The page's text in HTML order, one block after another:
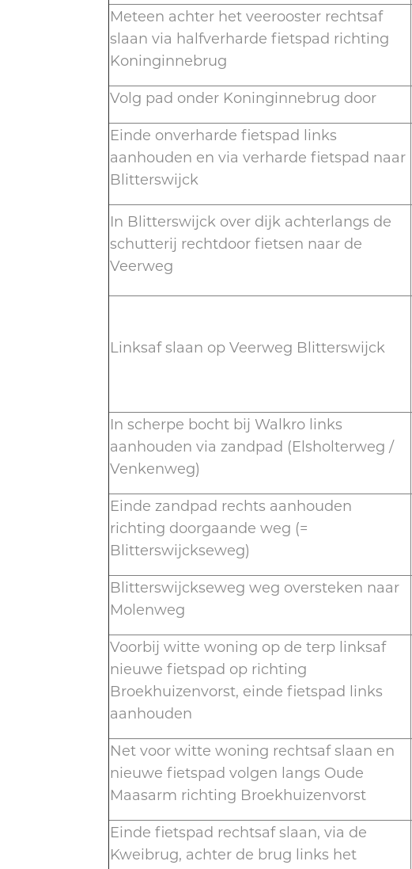
Meteen achter het veerooster rechtsaf
slaan via halfverharde fietspad richting
Koninginnebrug
Volg pad onder Koninginnebrug door
Einde onverharde fietspad links
aanhouden en via verharde fietspad naar
Blitterswijck
In Blitterswijck over dijk achterlangs de
schutterij rechtdoor fietsen naar de
Veerweg
Linksaf slaan op Veerweg Blitterswijck
In scherpe bocht bij Walkro links
aanhouden via zandpad (Elsholterweg /
Venkenweg)
Einde zandpad rechts aanhouden
richting doorgaande weg (=
Blitterswijckseweg)
Blitterswijckseweg weg oversteken naar
Molenweg
Voorbij witte woning op de terp linksaf
nieuwe fietspad op richting
Broekhuizenvorst, einde fietspad links
aanhouden
Net voor witte woning rechtsaf slaan en
nieuwe fietspad volgen langs Oude
Maasarm richting Broekhuizenvorst
Einde fietspad rechtsaf slaan, via de
Kweibrug, achter de brug links het